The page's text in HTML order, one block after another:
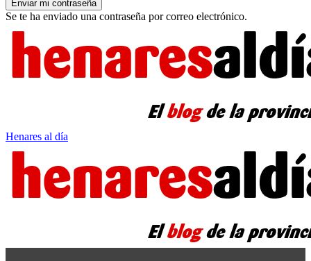
Se te ha enviado una contraseña por correo electrónico.
Henares al día